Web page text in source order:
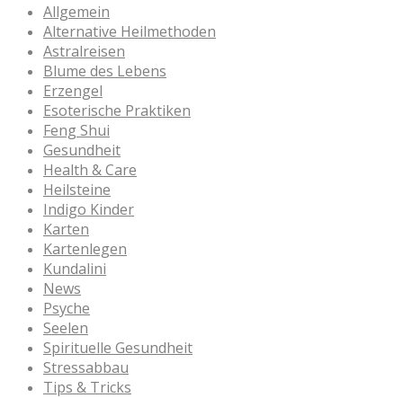
Allgemein
Alternative Heilmethoden
Astralreisen
Blume des Lebens
Erzengel
Esoterische Praktiken
Feng Shui
Gesundheit
Health & Care
Heilsteine
Indigo Kinder
Karten
Kartenlegen
Kundalini
News
Psyche
Seelen
Spirituelle Gesundheit
Stressabbau
Tips & Tricks